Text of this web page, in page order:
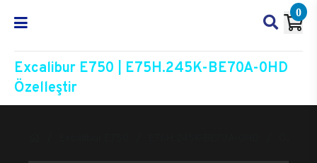
0
Excalibur E750 | E75H.245K-BE70A-0HD
Özelleştir